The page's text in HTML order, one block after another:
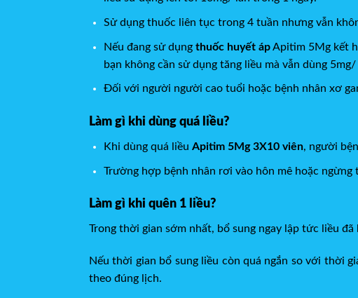
Sử dụng thuốc liên tục trong 4 tuần nhưng vẫn
Nếu đang sử dụng thuốc huyết ápApitim 5Mg kết
bạn không cần sử dụng tăng liều mà vẫn dùng
Đối với người người cao tuổi hoặc bệnh nhân xơ
Làm gì khi dùng quá liều?
Khi dùng quá liều Apitim 5Mg 3X10 viên, người
Trường hợp bệnh nhân rơi vào hôn mê hoặc
Làm gì khi quên 1 liều?
Trong thời gian sớm nhất, bổ sung ngay lập tức liều đã
Nếu thời gian bổ sung liều còn quá ngắn so với thời
theo đúng lịch.